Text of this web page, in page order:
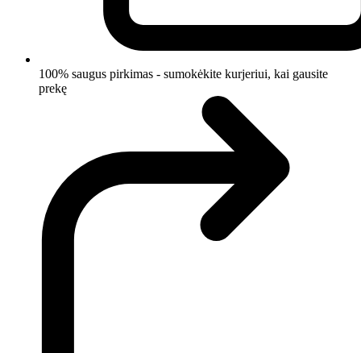
100% saugus pirkimas - sumokėkite kurjeriui, kai gausite
prekę